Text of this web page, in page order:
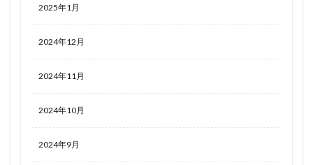
2025年1月
2024年12月
2024年11月
2024年10月
2024年9月